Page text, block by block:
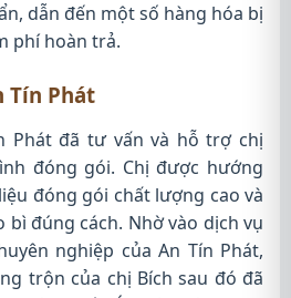
dẫn đến một số hàng hóa bị
phí hoàn trả.
Tín Phát
Phát đã tư vấn và hỗ trợ chị
đóng gói. Chị được hướng
đóng gói chất lượng cao và
bì đúng cách. Nhờ vào dịch vụ
nghiệp của An Tín Phát,
trộn của chị Bích sau đó đã